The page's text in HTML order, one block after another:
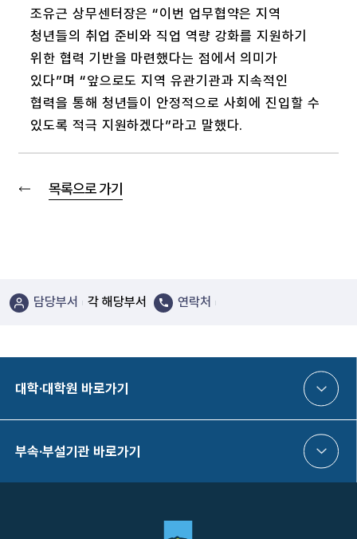
조유근 상무센터장은 “이번 업무협약은 지역
청년들의 취업 준비와 직업 역량 강화를 지원하기
위한 협력 기반을 마련했다는 점에서 의미가
있다”며 “앞으로도 지역 유관기관과 지속적인
협력을 통해 청년들이 안정적으로 사회에 진입할 수
있도록 적극 지원하겠다”라고 말했다.
목록으로 가기
담당부서 각 해당부서 연락처
대학·대학원 바로가기
부속·부설기관 바로가기